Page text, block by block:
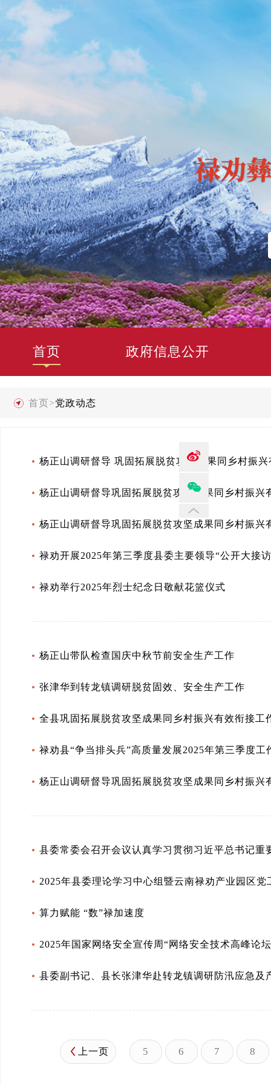
首页 政府信息公开
首页>党政动态
杨正山调研督导 巩固拓展脱贫攻坚成果同乡村振
杨正山调研督导巩固拓展脱贫攻坚成果同乡村振兴
杨正山调研督导巩固拓展脱贫攻坚成果同乡村振兴
禄劝开展2025年第三季度县委主要领导“公开大接
禄劝举行2025年烈士纪念日敬献花篮仪式
杨正山带队检查国庆中秋节前安全生产工作
张津华到转龙镇调研脱贫固效、安全生产工作
全县巩固拓展脱贫攻坚成果同乡村振兴有效衔接工
禄劝县“争当排头兵”高质量发展2025年第三季度工
杨正山调研督导巩固拓展脱贫攻坚成果同乡村振兴
县委常委会召开会议认真学习贯彻习近平总书记重
2025年县委理论学习中心组暨云南禄劝产业园区
算力赋能 “数”禄加速度
2025年国家网络安全宣传周“网络安全技术高峰论
县委副书记、县长张津华赴转龙镇调研防汛应急及
上一页 5 6 7 8